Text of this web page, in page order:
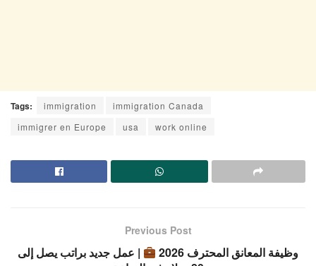
Tags: immigration
immigration Canada
immigrer en Europe
usa work online
Previous Post
وظيفة المعانق المحترف 2026
| عمل جديد براتب يصل إلى